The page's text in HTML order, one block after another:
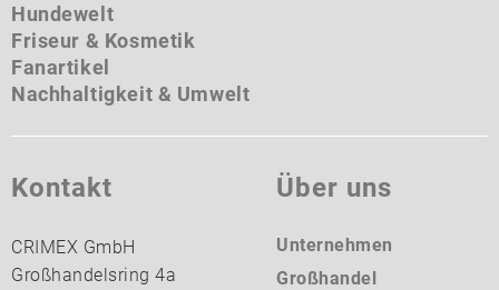
Hundewelt
Friseur & Kosmetik
Fanartikel
Nachhaltigkeit & Umwelt
Kontakt
CRIMEX GmbH
Großhandelsring 4a
Über uns
Unternehmen
Großhandel